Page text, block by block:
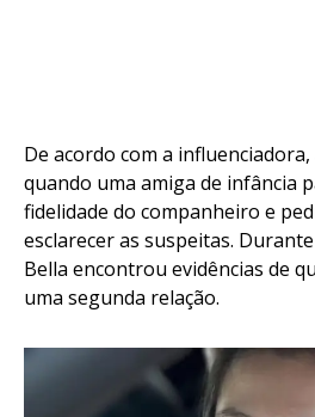
De acordo com a
quando uma amiga de infância
fidelidade do companheiro e
esclarecer as suspeitas.
Bella encontrou evidências de
uma segunda relação.